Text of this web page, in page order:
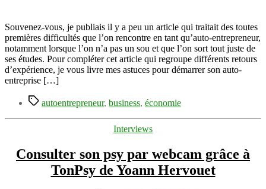
quand
on
débute
son
auto-
Souvenez-vous, je publiais il y a peu un article qui traitait des toutes
premières difficultés que l’on rencontre en tant qu’auto-entrepreneur,
notamment lorsque l’on n’a pas un sou et que l’on sort tout juste de
ses études. Pour compléter cet article qui regroupe différents retours
d’expérience, je vous livre mes astuces pour démarrer son auto-
entreprise […]
Étiquettes
autoentrepreneur, business, économie
Catégories
Interviews
Consulter son psy par webcam grâce à
TonPsy de Yoann Hervouet